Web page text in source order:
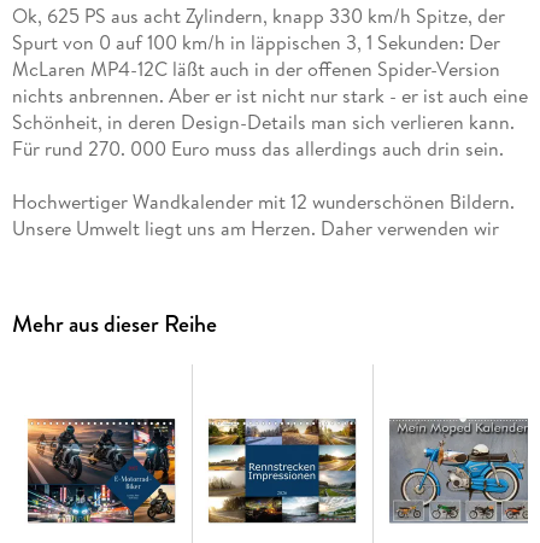
Ok, 625 PS aus acht Zylindern, knapp 330 km/h Spitze, der
Spurt von 0 auf 100 km/h in läppischen 3, 1 Sekunden: Der
McLaren MP4-12C läßt auch in der offenen Spider-Version
nichts anbrennen. Aber er ist nicht nur stark - er ist auch eine
Schönheit, in deren Design-Details man sich verlieren kann.
Für rund 270. 000 Euro muss das allerdings auch drin sein.
Hochwertiger Wandkalender mit 12 wunderschönen Bildern.
Unsere Umwelt liegt uns am Herzen. Daher verwenden wir
bedarfsgerecht in Einzelfertigung in Deutschland (Made in
Germany) produzieren. Wir halten unsere Transportwege kurz
14 Seiten bestehend aus 1 Cover | 12 Monatsseiten | 1
Indexseite | Papprücken hinten
Dieser erfolgreiche Kalender wurde dieses Jahr mit gleichen
Mehr aus dieser Reihe